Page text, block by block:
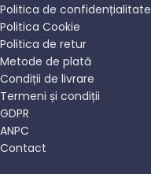
Politica de confidențialitate
Politica Cookie
Politica de retur
Metode de plată
Condiții de livrare
Termeni și condiții
GDPR
ANPC
Contact